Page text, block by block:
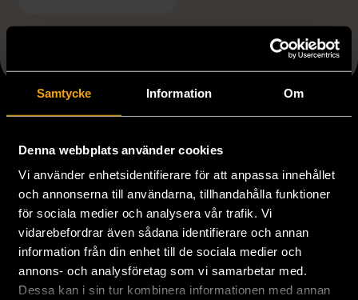
Samtycke Information Om
Denna webbplats använder cookies
Vi använder enhetsidentifierare för att anpassa innehållet
och annonserna till användarna, tillhandahålla funktioner
för sociala medier och analysera vår trafik. Vi
vidarebefordrar även sådana identifierare och annan
information från din enhet till de sociala medier och
annons- och analysföretag som vi samarbetar med.
Dessa kan i sin tur kombinera informationen med annan
Stöd oss
Hitta till oss
Handla second hand online